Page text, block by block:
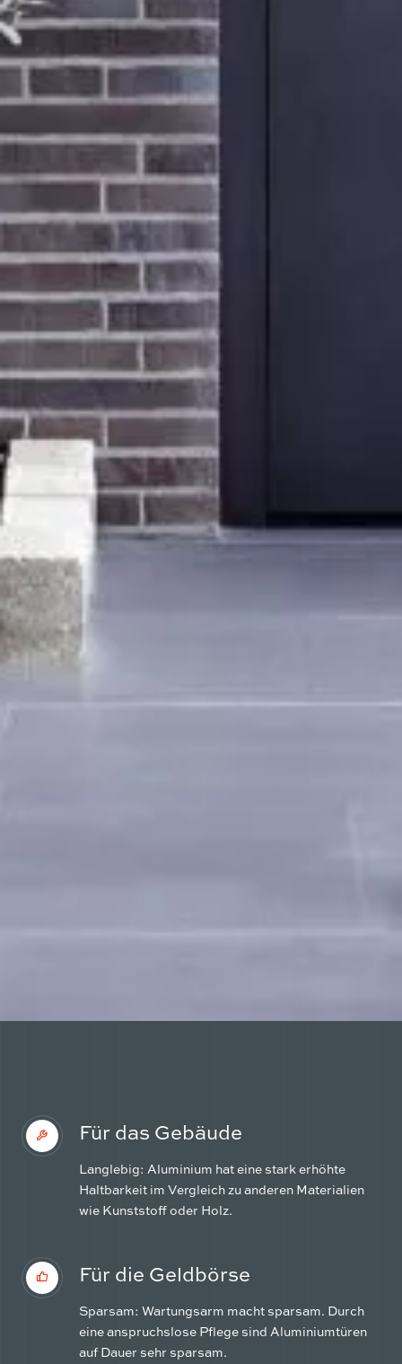
Für das Gebäude
Langlebig: Aluminium hat eine stark erhöhte
Haltbarkeit im Vergleich zu anderen Materialien
wie Kunststoff oder Holz.
Für die Geldbörse
Sparsam: Wartungsarm macht sparsam. Durch
eine anspruchslose Pflege sind Aluminiumtüren
auf Dauer sehr sparsam.